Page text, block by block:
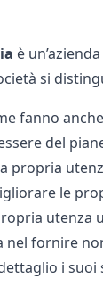
è
si
fanno anche
del
propria
le
utenza
nel fornire
i suoi